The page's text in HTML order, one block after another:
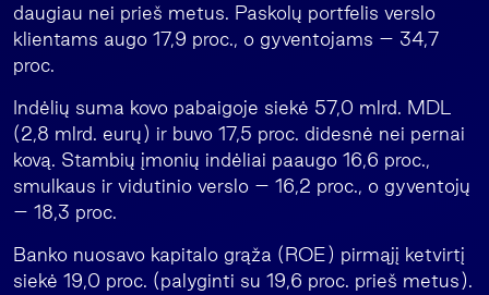
daugiau nei prieš metus. Paskolų portfelis verslo
klientams augo 17,9 proc., o gyventojams – 34,7
proc.
Indėlių suma kovo pabaigoje siekė 57,0 mlrd. MDL
(2,8 mlrd. eurų) ir buvo 17,5 proc. didesnė nei pernai
kovą. Stambių įmonių indėliai paaugo 16,6 proc.,
smulkaus ir vidutinio verslo – 16,2 proc., o gyventojų
– 18,3 proc.
Banko nuosavo kapitalo grąža (ROE) pirmąjį ketvirtį
siekė 19,0 proc. (palyginti su 19,6 proc. prieš metus).